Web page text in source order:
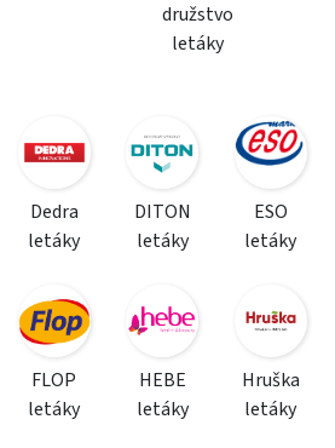
družstvo
letáky
Dedra
letáky
DITON
letáky
ESO
letáky
FLOP
letáky
HEBE
letáky
Hruška
letáky